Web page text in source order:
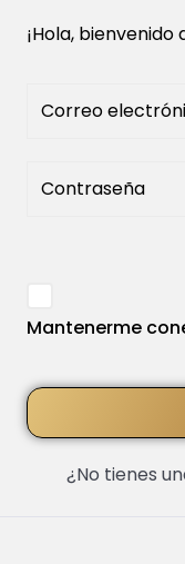
¡Hola, bienvenido
Mantenerme
¿No tienes